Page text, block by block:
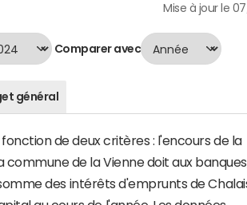
Mise à jour le
Comparer avec
général
de deux critères : l'encours de la
de la Vienne doit aux
des intérêts d'emprunts de